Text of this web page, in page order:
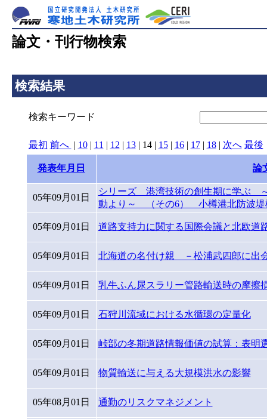
論文・刊行物検索
検索結果
検索キーワード
最初 前へ | 10| 11 | 12 | 13| 14| 15| 16| 17| 18| 次へ 最後
発表年月日 論
05年09月01日
シリーズ 港湾技術の創生期に学ぶ
動より～ （その6） 小樽港北防波堤
05年09月01日 道路支持力に関する国際会議と北欧道
05年09月01日 北海道の名付け親 －松浦武四郎に出
05年09月01日 乳牛ふん尿スラリー管路輸送時の摩擦
05年09月01日 石狩川流域における水循環の定量化
05年09月01日 峠部の冬期道路情報価値の試算：表明
05年09月01日 物質輸送に与える大規模洪水の影響
05年08月01日 通勤のリスクマネジメント